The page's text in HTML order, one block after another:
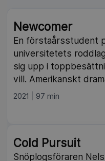
Newcomer
En förstaårsstudent
universitetets
sig upp i
vill. Amerikanskt
2021 97 min
Cold Pursuit
Snöplogsföraren